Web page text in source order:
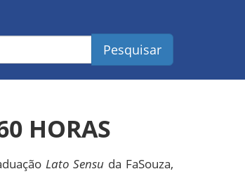
Pesquisar
HORAS
Lato Sensu da FaSouza,